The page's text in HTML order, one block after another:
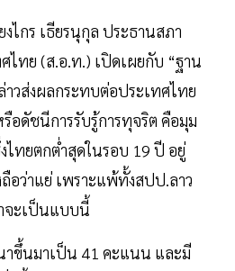
ไกร เธียรนุกุล ประธานสภา
ไทย (ส.อ.ท.) เปิดเผยกับ “ฐาน
าวส่งผลกระทบต่อประเทศไทย
อดัชนีการรับรู้การทุจริต คือมุม
ทยตกต่ำสุดในรอบ 19 ปี อยู่
อว่าแย่ เพราะแพ้ทั้งสปป.ลาว
จะเป็นแบบนี้
าขึ้นมาเป็น 41 คะแนน และมี